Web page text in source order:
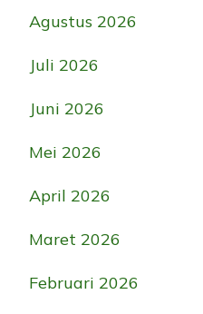
Agustus 2026
Juli 2026
Juni 2026
Mei 2026
April 2026
Maret 2026
Februari 2026